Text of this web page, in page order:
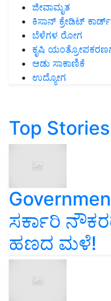
ಜೀವಾಮೃತ
ಕಿಸಾನ್ ಕ್ರೇಡಿಟ್ ಕಾರ್ಡ್
ಬೆಳೆಗಳ ರೋಗ
ಕೃಷಿ
ಆಡು ಸಾಕಾಣಿಕೆ
ಉದ್ಯೋಗ
Top Stories
ಸರ್ಕಾರಿ
ಹಣದ ಮಳೆ!